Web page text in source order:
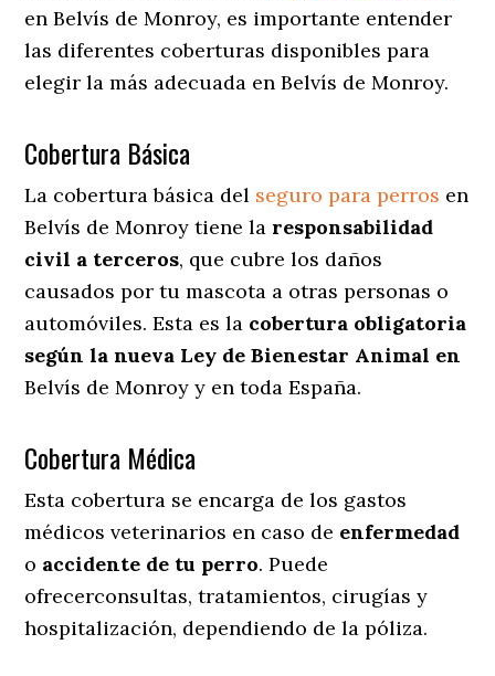
en Belvís de Monroy, es importante entender
las diferentes coberturas disponibles para
elegir la más adecuada en Belvís de Monroy.
Cobertura Básica
La cobertura básica del seguro para perros en
Belvís de Monroy tiene la responsabilidad
civil a terceros, que cubre los daños
causados por tu mascota a otras personas o
automóviles. Esta es la cobertura obligatoria
según la nueva Ley de Bienestar Animal en
Belvís de Monroy y en toda España.
Cobertura Médica
Esta cobertura se encarga de los gastos
médicos veterinarios en caso de enfermedad
o accidente de tu perro. Puede
ofrecerconsultas, tratamientos, cirugías y
hospitalización, dependiendo de la póliza.